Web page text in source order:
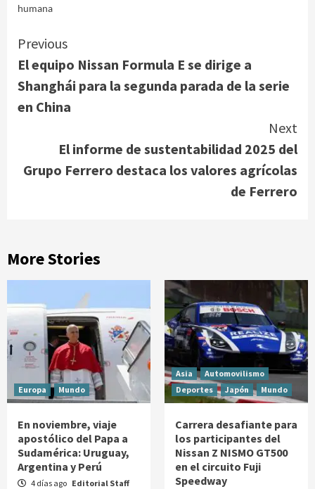
humana
Continue
Reading
Previous
El equipo Nissan Formula E se dirige a
Shanghái para la segunda parada de la serie
en China
Next
El informe de sustentabilidad 2025 del
Grupo Ferrero destaca los valores agrícolas
de Ferrero
More Stories
Europa Mundo
En noviembre, viaje
apostólico del Papa a
Sudamérica: Uruguay,
Argentina y Perú
4 días ago Editorial Staff
Asia
Automovilismo
Deportes
Japón Mundo
Carrera desafiante para
los participantes del
Nissan Z NISMO GT500
en el circuito Fuji
Speedway